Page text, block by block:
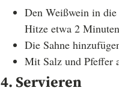
Den Weißwein in
Hitze etwa 2
Die Sahne
Mit Salz und Pfeffer
4. Servieren